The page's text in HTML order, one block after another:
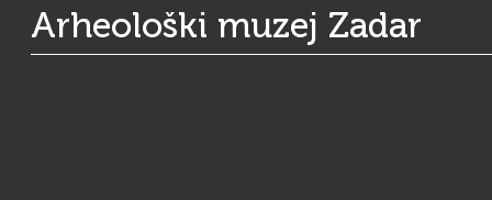
Arheološki muzej Zadar